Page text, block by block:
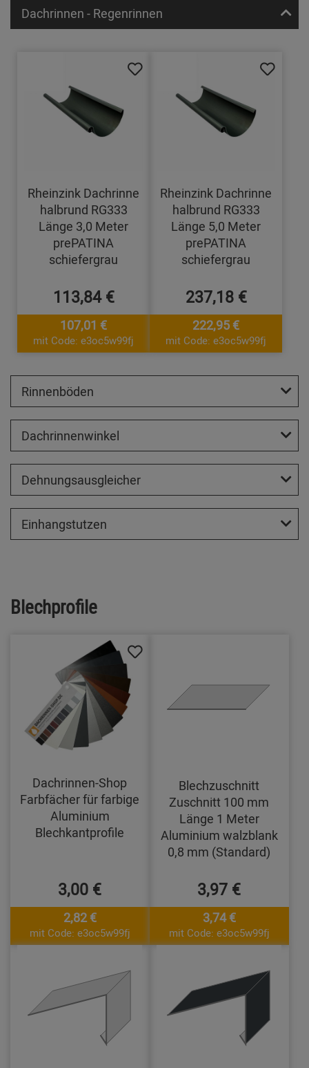
Dachrinnen - Regenrinnen
Rheinzink Dachrinne
halbrund RG333
Länge 3,0 Meter
prePATINA
schiefergrau
113,84 €
107,01 €
mit Code: e3oc5w99fj
Rheinzink Dachrinne
halbrund RG333
Länge 5,0 Meter
prePATINA
schiefergrau
237,18 €
222,95 €
mit Code: e3oc5w99fj
Rinnenböden
Dachrinnenwinkel
Dehnungsausgleicher
Einhangstutzen
Blechprofile
Dachrinnen-Shop
Farbfächer für farbige
Aluminium
Blechkantprofile
3,00 €
2,82 €
mit Code: e3oc5w99fj
Blechzuschnitt
Zuschnitt 100 mm
Länge 1 Meter
Aluminium walzblank
0,8 mm (Standard)
3,97 €
3,74 €
mit Code: e3oc5w99fj